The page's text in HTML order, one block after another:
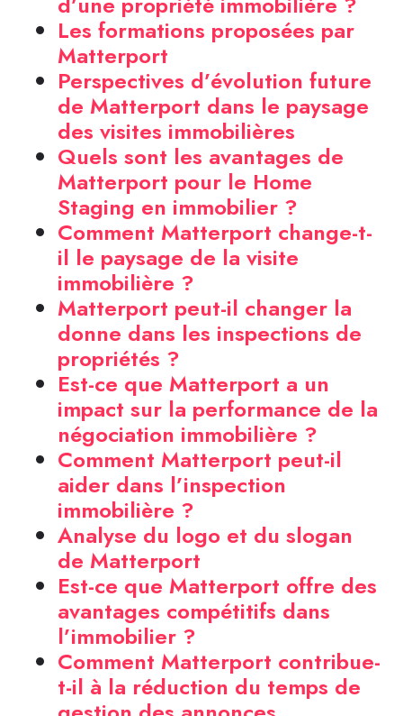
Les formations proposées par
Matterport
Perspectives d’évolution future
de Matterport dans le paysage
des visites immobilières
Quels sont les avantages de
Matterport pour le Home
Staging en immobilier ?
Comment Matterport change-t-
il le paysage de la visite
immobilière ?
Matterport peut-il changer la
donne dans les inspections de
propriétés ?
Est-ce que Matterport a un
impact sur la performance de la
négociation immobilière ?
Comment Matterport peut-il
aider dans l’inspection
immobilière ?
Analyse du logo et du slogan
de Matterport
Est-ce que Matterport offre des
avantages compétitifs dans
l’immobilier ?
Comment Matterport contribue-
t-il à la réduction du temps de